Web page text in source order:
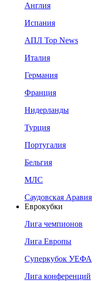
Англия
Испания
АПЛ Top News
Италия
Германия
Франция
Нидерланды
Турция
Португалия
Бельгия
МЛС
Саудовская Аравия
Еврокубки
Лига чемпионов
Лига Европы
Суперкубок УЕФА
Лига конференций